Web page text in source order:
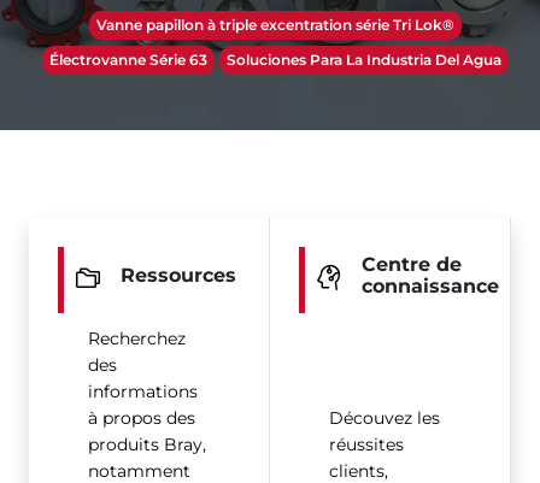
Vanne papillon à triple excentration série Tri Lok®
Électrovanne Série 63
Soluciones Para La Industria Del Agua
Ressources
Recherchez
des
informations
à propos des
produits Bray,
notamment
Centre de
connaissance
Découvez les
réussites
clients,